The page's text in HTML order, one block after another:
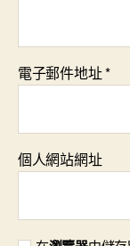
電子郵件地址*
個人網站網址